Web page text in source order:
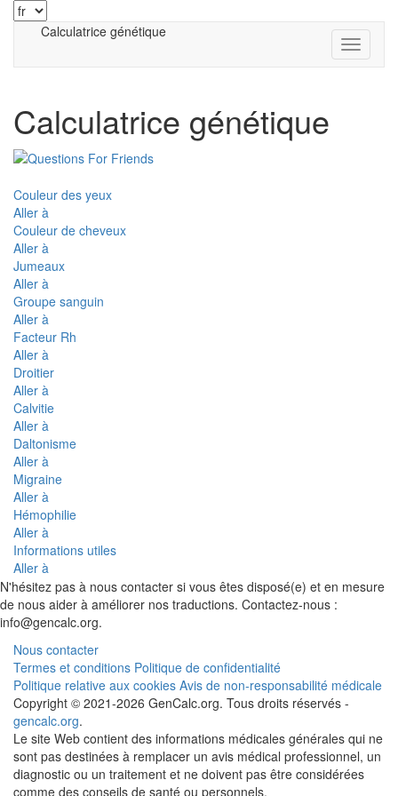
Calculatrice génétique
Calculatrice génétique
Couleur des yeux
Aller à
Couleur de cheveux
Aller à
Jumeaux
Aller à
Groupe sanguin
Aller à
Facteur Rh
Aller à
Droitier
Aller à
Calvitie
Aller à
Daltonisme
Aller à
Migraine
Aller à
Hémophilie
Aller à
Informations utiles
Aller à
N'hésitez pas à nous contacter si vous êtes disposé(e) et en mesure
de nous aider à améliorer nos traductions. Contactez-nous :
info@gencalc.org.
Nous contacter
Termes et conditions Politique de confidentialité
Politique relative aux cookies Avis de non-responsabilité médicale
Copyright © 2021-2026 GenCalc.org. Tous droits réservés -
gencalc.org.
Le site Web contient des informations médicales générales qui ne
sont pas destinées à remplacer un avis médical professionnel, un
diagnostic ou un traitement et ne doivent pas être considérées
comme des conseils de santé ou personnels.